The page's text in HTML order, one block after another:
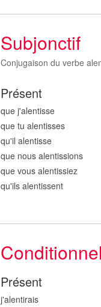
Subjonctif
Conjugaison du verbe
Présent
que j'alentisse
que tu alentisses
qu'il alentisse
que nous alentissions
que vous alentissiez
qu'ils alentissent
Conditionnel
Présent
j'alentirais